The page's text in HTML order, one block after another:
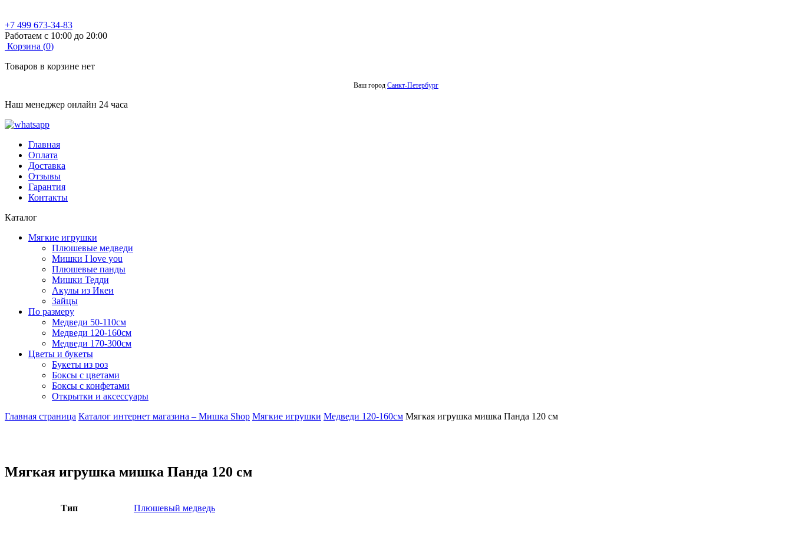
+7 499 673-34-83
Работаем с 10:00 до 20:00
Корзина (0)
Товаров в корзине нет
Ваш город Санкт-Петербург
Наш менеджер онлайн 24 часа
Главная
Оплата
Доставка
Отзывы
Гарантия
Контакты
Каталог
Мягкие игрушки
Плюшевые медведи
Мишки I love you
Плюшевые панды
Мишки Тедди
Акулы из Икеи
Зайцы
По размеру
Медведи 50-110см
Медведи 120-160см
Медведи 170-300см
Цветы и букеты
Букеты из роз
Боксы с цветами
Боксы с конфетами
Открытки и аксессуары
Главная страница Каталог интернет магазина – Мишка Shop Мягкие игрушки Медведи 120-160см Мягкая игрушка мишка Панда 120 см
Мягкая игрушка мишка Панда 120 см
Тип Плюшевый медведь